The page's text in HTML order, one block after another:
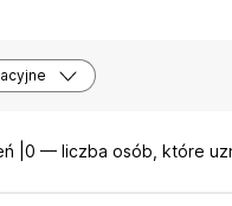
| 0 — liczba osób, które